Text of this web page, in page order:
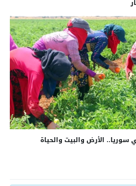
سوريا.. الأرض والبيت والحياة